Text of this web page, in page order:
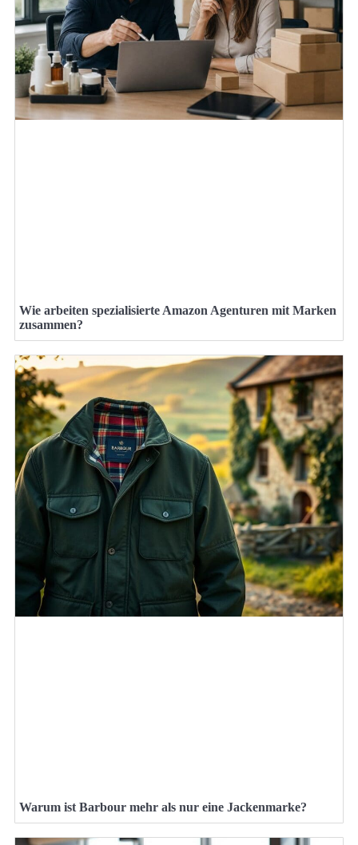
Wie arbeiten spezialisierte Amazon Agenturen mit Marken
zusammen?
Warum ist Barbour mehr als nur eine Jackenmarke?